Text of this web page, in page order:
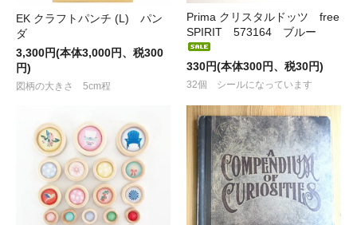
EK クラフトパンチ (L) パン
ダ
3,300円(本体3,000円、税300
円)
図柄の大きさ 5cm程
Prima クリスタルドッツ free
SPIRIT 573164 ブルー
330円(本体300円、税30円)
32個 シールになっています